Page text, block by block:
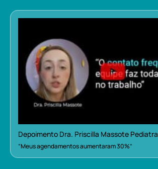
Depoimento Dra. Priscilla Massote Pediatra
“Meus agendamentos aumentaram 30%”